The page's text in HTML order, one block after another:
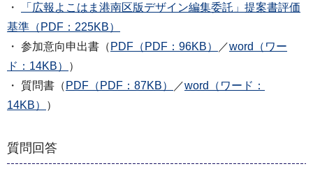
・
「広報よこはま港南区版デザイン編集委託」提案書評価
基準（PDF：225KB）
・ 参加意向申出書（ PDF（PDF：96KB） ／word（ワー
ド：14KB）
）
・ 質問書（ PDF（PDF：87KB） ／word（ワード：
14KB）
）
質問回答